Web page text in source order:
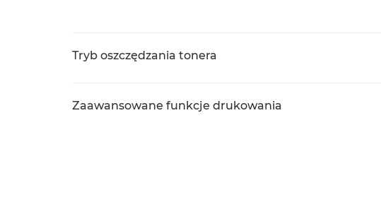
Tryb oszczędzania tonera
Zaawansowane funkcje drukowania